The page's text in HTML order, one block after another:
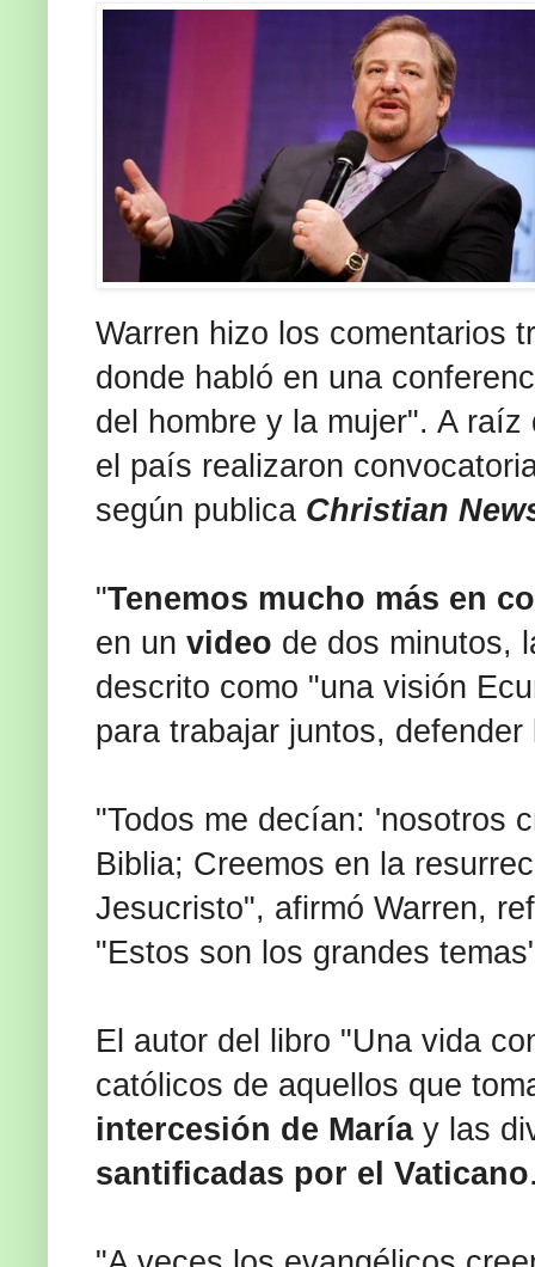
Warren hizo los comentarios
donde habló en una
del hombre y la mujer". A
el país realizaron
según publica Christian
"Tenemos mucho más en
en un video de dos minutos,
descrito como "una visión
para trabajar juntos,
"Todos me decían: 'nosotros
Biblia; Creemos en la
Jesucristo", afirmó Warren,
"Estos son los grandes
El autor del libro "Una vida
católicos de aquellos que
intercesión de María y las
santificadas por el Vaticano